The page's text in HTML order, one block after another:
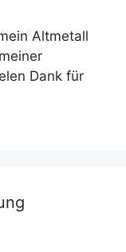
Altmetall
Dank für